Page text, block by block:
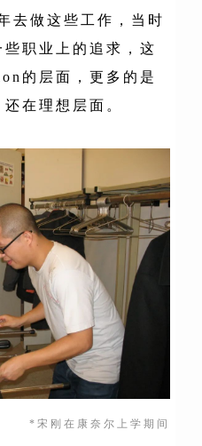
去做这些工作，当时
职业上的追求，这
的层面，更多的是
在理想层面。
*宋刚在康奈尔上学期间